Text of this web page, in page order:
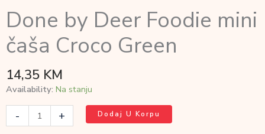
Done by Deer Foodie mini
čaša Croco Green
14,35 KM
Availability: Na stanju
- + Dodaj U Korpu